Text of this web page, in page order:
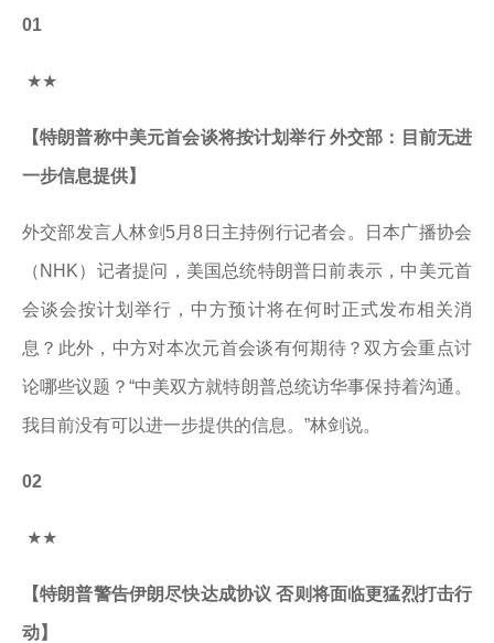
01
★★
【特朗普称中美元首会谈将按计划举行 外交部：目前无进
一步信息提供】
外交部发言人林剑5月8日主持例行记者会。日本广播协会
（NHK）记者提问，美国总统特朗普日前表示，中美元首
会谈会按计划举行，中方预计将在何时正式发布相关消
息？此外，中方对本次元首会谈有何期待？双方会重点讨
论哪些议题？“中美双方就特朗普总统访华事保持着沟通。
我目前没有可以进一步提供的信息。”林剑说。
02
★★
【特朗普警告伊朗尽快达成协议 否则将面临更猛烈打击行
动】